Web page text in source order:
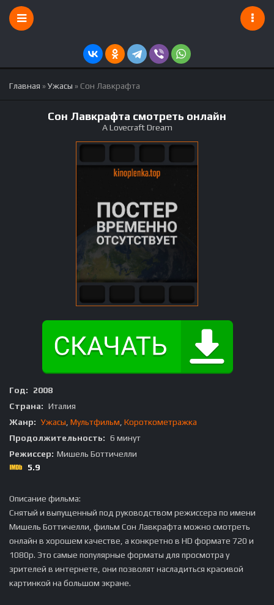
Главная »Ужасы » Сон Лавкрафта
Сон Лавкрафта смотреть онлайн
A Lovecraft Dream
Год:
2008
Страна: Италия
Жанр: Ужасы Мультфильм Короткометражка
Продолжительность: 6 минут
Режиссер: Мишель Боттичелли
5.9
Описание фильма:
Снятый и выпущенный под руководством режиссера по имени
Мишель Боттичелли, фильм Сон Лавкрафта можно смотреть
онлайн в хорошем качестве, а конкретно в HD формате 720 и
1080p. Это самые популярные форматы для просмотра у
зрителей в интернете, они позволят насладиться красивой
картинкой на большом экране.